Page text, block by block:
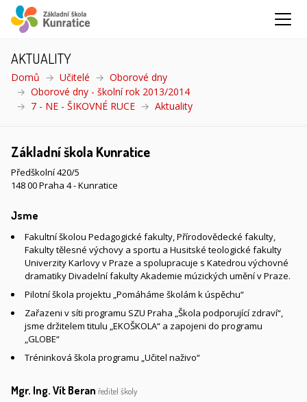
AKTUALITY
Domů Učitelé
Oborové dny
Oborové dny - školní rok 2013/2014
7 - NE - ŠIKOVNÉ RUCE
Aktuality
Základní škola Kunratice
Předškolní 420/5
148 00 Praha 4 - Kunratice
Jsme
Fakultní školou Pedagogické fakulty, Přírodovědecké fakulty,
Fakulty tělesné výchovy a sportu a Husitské teologické fakulty
Univerzity Karlovy v Praze a spolupracuje s Katedrou výchovné
dramatiky Divadelní fakulty Akademie múzických umění v Praze.
Pilotní škola projektu „Pomáháme školám k úspěchu“
Zařazeni v síti programu SZU Praha „Škola podporující zdraví“,
jsme držitelem titulu „EKOŠKOLA“ a zapojeni do programu
„GLOBE“
Tréninková škola programu „Učitel naživo“
Mgr. Ing. Vít Beran ředitel školy